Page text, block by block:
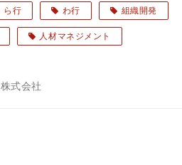
ら行 わ行 組織開発
人材マネジメント
式会社